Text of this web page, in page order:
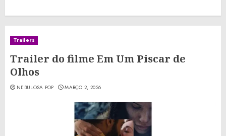
Trailers
Trailer do filme Em Um Piscar de
Olhos
NEBULOSA POP MARÇO 2, 2026